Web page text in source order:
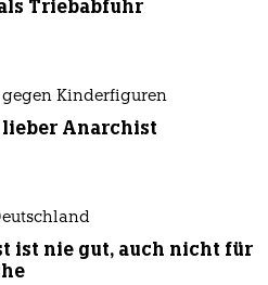
Triebabfuhr
gegen Kinderfiguren
lieber Anarchist
ist nie gut, auch nicht für